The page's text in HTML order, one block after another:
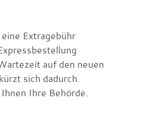
Extragebühr
auf den neuen
sich dadurch.
Ihre Behörde.